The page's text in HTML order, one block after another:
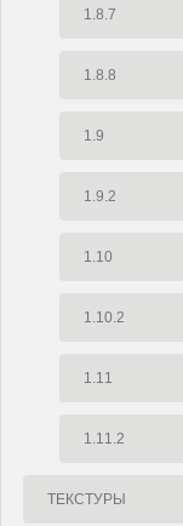
1.8.7
1.8.8
1.9
1.9.2
1.10
1.10.2
1.11
1.11.2
ТЕКСТУРЫ